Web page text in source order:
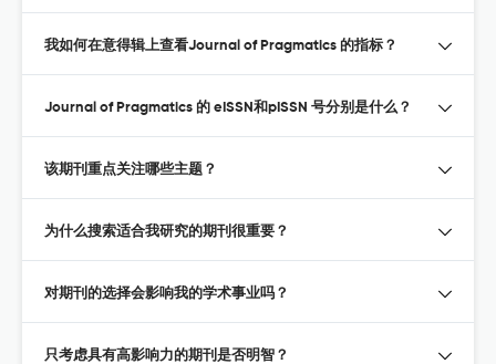
我如何在意得辑上查看Journal of Pragmatics 的指标？
Journal of Pragmatics 的 eISSN和pISSN 号分别是什么？
该期刊重点关注哪些主题？
为什么搜索适合我研究的期刊很重要？
对期刊的选择会影响我的学术事业吗？
只考虑具有高影响力的期刊是否明智？